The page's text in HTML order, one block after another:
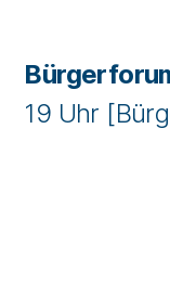
19 Uhr